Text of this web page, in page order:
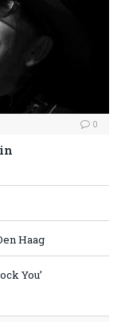
0
Haag
You’